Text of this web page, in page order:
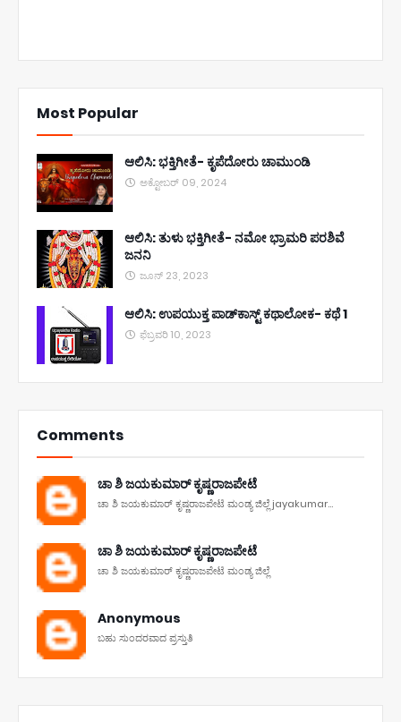
Most Popular
ಆಲಿಸಿ: ಭಕ್ತಿಗೀತೆ- ಕೃಪೆದೋರು ಚಾಮುಂಡಿ
ಅಕ್ಟೋಬರ್ 09, 2024
ಆಲಿಸಿ: ತುಳು ಭಕ್ತಿಗೀತೆ- ನಮೋ ಭ್ರಾಮರಿ ಪರಶಿವೆ
ಜನನಿ
ಜೂನ್ 23, 2023
ಆಲಿಸಿ: ಉಪಯುಕ್ತ ಪಾಡ್‌ಕಾಸ್ಟ್‌ ಕಥಾಲೋಕ- ಕಥೆ 1
ಫೆಬ್ರವರಿ 10, 2023
Comments
ಚಾ ಶಿ ಜಯಕುಮಾರ್ ಕೃಷ್ಣರಾಜಪೇಟೆ
ಚಾ ಶಿ ಜಯಕುಮಾರ್ ಕೃಷ್ಣರಾಜಪೇಟೆ ಮಂಡ್ಯ ಜಿಲ್ಲೆ jayakumar...
ಚಾ ಶಿ ಜಯಕುಮಾರ್ ಕೃಷ್ಣರಾಜಪೇಟೆ
ಚಾ ಶಿ ಜಯಕುಮಾರ್ ಕೃಷ್ಣರಾಜಪೇಟೆ ಮಂಡ್ಯ ಜಿಲ್ಲೆ
Anonymous
ಬಹು ಸುಂದರವಾದ ಪ್ರಸ್ತುತಿ